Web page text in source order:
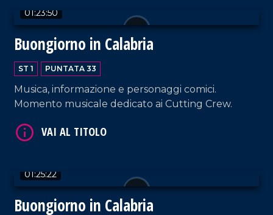
01:23:50
Buongiorno in Calabria
ST 1 PUNTATA 33
Musica, informazione e personaggi comici.
Momento musicale dedicato ai Cutting Crew.
01:25:22
Buongiorno in Calabria